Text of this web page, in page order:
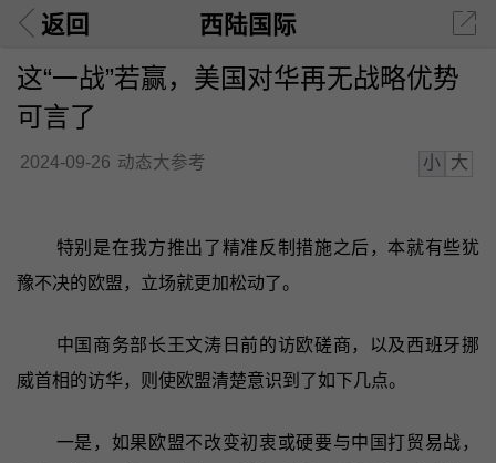
返回 西陆国际
这“一战”若赢，美国对华再无战略优势
可言了
2024-09-26 动态大参考 小 大
特别是在我方推出了精准反制措施之后，本就有些犹
豫不决的欧盟，立场就更加松动了。
中国商务部长王文涛日前的访欧磋商，以及西班牙挪
威首相的访华，则使欧盟清楚意识到了如下几点。
一是，如果欧盟不改变初衷或硬要与中国打贸易战，